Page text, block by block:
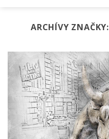
ARCHÍVY ZNAČKY: